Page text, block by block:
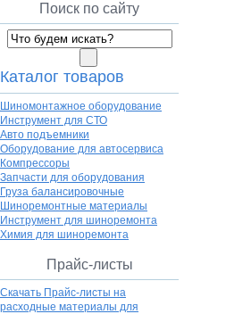
Поиск по сайту
Каталог товаров
Шиномонтажное оборудование
Инструмент для СТО
Авто подъемники
Оборудование для автосервиса
Компрессоры
Запчасти для оборудования
Груза балансировочные
Шиноремонтные материалы
Инструмент для шиноремонта
Химия для шиноремонта
Прайс-листы
Скачать Прайс-листы на
расходные материалы для